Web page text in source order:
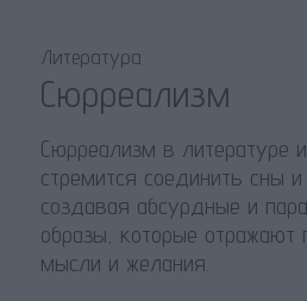
Литература
Сюрреализм
Сюрреализм в литературе
стремится соединить сны
создавая абсурдные и
образы, которые отражают
мысли и желания.